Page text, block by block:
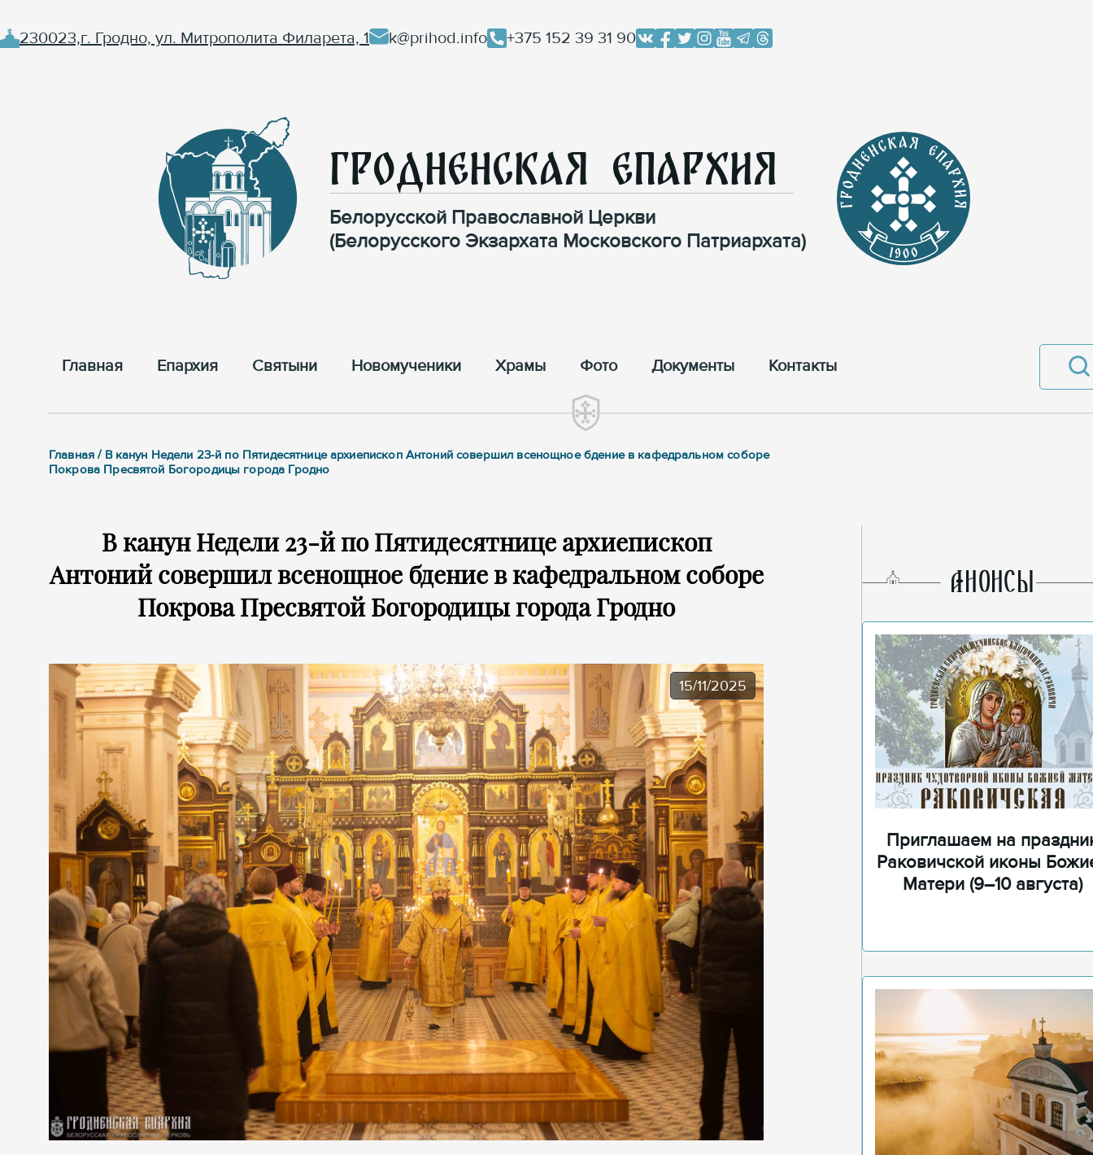
230023,г. Гродно, ул. Митрополита Филарета, 1 k@prihod.info +375 152 39 31 90
Гродненская Епархия
Белорусской Православной Церкви
(Белорусского Экзархата Московского Патриархата)
Главная Епархия Cвятыни Новомученики Храмы Фото Документы Контакты
Главная / В канун Недели 23-й по Пятидесятнице архиепископ Антоний совершил всенощное бдение в кафедральном соборе
Покрова Пресвятой Богородицы города Гродно
В канун Недели 23-й по Пятидесятнице архиепископ
Антоний совершил всенощное бдение в кафедральном соборе
Покрова Пресвятой Богородицы города Гродно
15/11/2025
AНОНСЫ
Приглашаем на
Раковичской иконы
Матери (9–10 августа)